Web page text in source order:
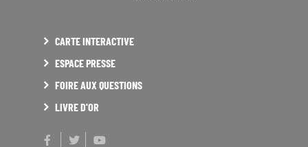
CARTE INTERACTIVE
ESPACE PRESSE
FOIRE AUX QUESTIONS
LIVRE D'OR
FacebookTwitter